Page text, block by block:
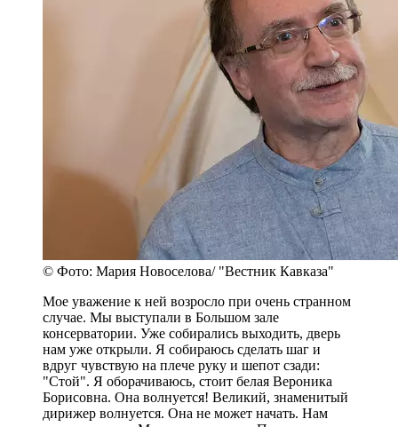
© Фото: Мария Новоселова/ "Вестник Кавказа"
Мое уважение к ней возросло при очень странном
случае. Мы выступали в Большом зале
консерватории. Уже собирались выходить, дверь
нам уже открыли. Я собираюсь сделать шаг и
вдруг чувствую на плече руку и шепот сзади:
"Стой". Я оборачиваюсь, стоит белая Вероника
Борисовна. Она волнуется! Великий, знаменитый
дирижер волнуется. Она не может начать. Нам